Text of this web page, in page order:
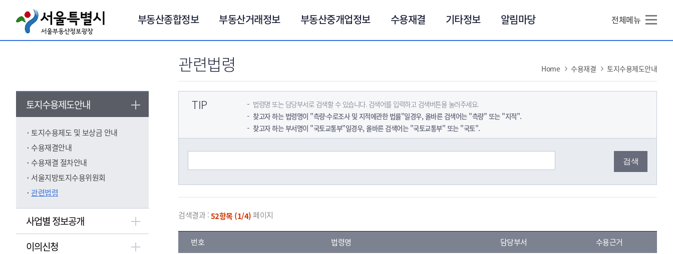
부동산종합정보 부동산거래정보 부동산중개업정보 수용재결 기타정보 알림마당 전체메뉴
토지수용제도안내
토지수용제도 및 보상금 안내
수용재결안내
수용재결 절차안내
서울지방토지수용위원회
관련법령
사업별 정보공개
이의신청
관련법령 Home 수용재결 토지수용제도안내
TIP
법령명 또는 담당부서로 검색할 수 있습니다. 검색어를 입력하고 검색버튼을 눌러주세요.
찾고자 하는 법령명이 "측량·수로조사 및 지적에관한 법률"일경우, 올바른 검색어는 "측량" 또는 "지적".
찾고자 하는 부서명이 "국토교통부"일경우, 올바른 검색어는 "국토교통부" 또는 "국토".
검색결과 :52항목 (1/4)페이지
번호 법령명 담당부서
수용근거